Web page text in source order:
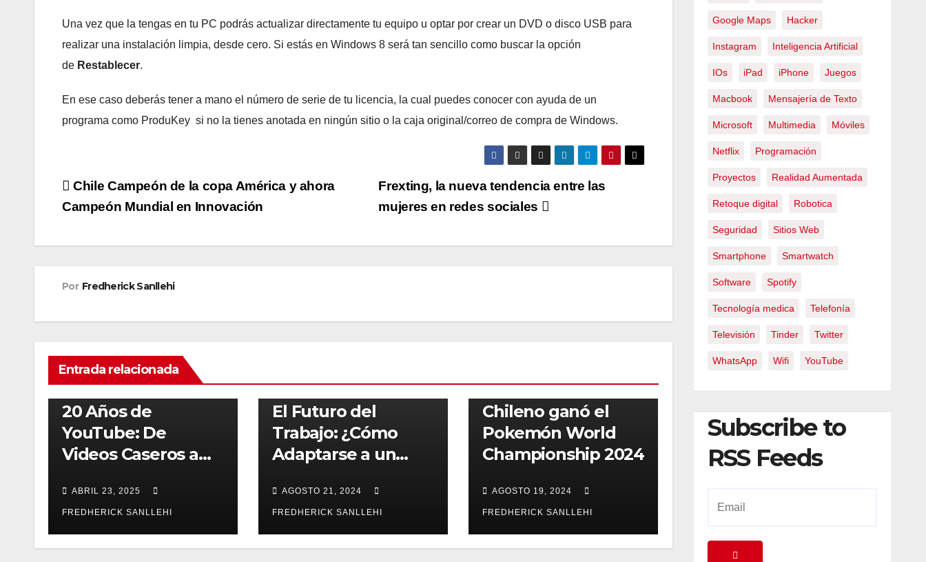
Una vez que la tengas en tu PC podrás actualizar directamente tu equipo u optar por crear un DVD o disco USB para
realizar una instalación limpia, desde cero. Si estás en Windows 8 será tan sencillo como buscar la opción
de Restablecer.
En ese caso deberás tener a mano el número de serie de tu licencia, la cual puedes conocer con ayuda de un
programa como ProduKey si no la tienes anotada en ningún sitio o la caja original/correo de compra de Windows.
Navegación
de
entradas
Frexting, la nueva tendencia entre las
mujeres en redes sociales
Chile Campeón de la copa América y ahora
Campeón Mundial en Innovación
Por Fredherick Sanllehi
Entrada relacionada
ACTUALIDAD REDES SOCIALES
20 Años de
YouTube: De
Videos Caseros a
ABRIL 23, 2025
FREDHERICK SANLLEHI
El Futuro del
Trabajo: ¿Cómo
Adaptarse a un
Transformación?
AGOSTO 21, 2024
FREDHERICK SANLLEHI
Chileno ganó el
Pokemón World
Championship 2024
AGOSTO 19, 2024
FREDHERICK SANLLEHI
Google Maps Hacker
Instagram Inteligencia Artificial
IOs iPad iPhone Juegos
Macbook Mensajería de Texto
Microsoft Multimedia Móviles
Netflix Programación
Proyectos Realidad Aumentada
Retoque digital Robotica
Seguridad Sitios Web
Smartphone Smartwatch
Software Spotify
Tecnología medica Telefonía
Televisión Tinder Twitter
WhatsApp Wifi YouTube
Subscribe to
RSS Feeds